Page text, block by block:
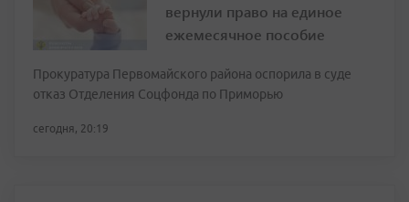
вернули право на единое
ежемесячное пособие
Прокуратура Первомайского района оспорила в суде
отказ Отделения Соцфонда по Приморью
сегодня, 20:19